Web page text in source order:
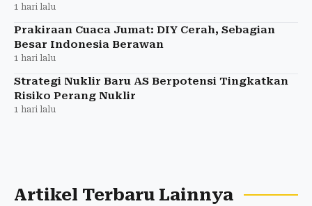
1 hari lalu
Prakiraan Cuaca Jumat: DIY Cerah, Sebagian
Besar Indonesia Berawan
1 hari lalu
Strategi Nuklir Baru AS Berpotensi Tingkatkan
Risiko Perang Nuklir
1 hari lalu
Artikel Terbaru Lainnya